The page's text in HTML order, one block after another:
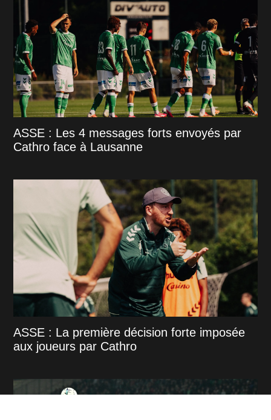
ASSE : Les 4 messages forts envoyés par
Cathro face à Lausanne
ASSE : La première décision forte imposée
aux joueurs par Cathro